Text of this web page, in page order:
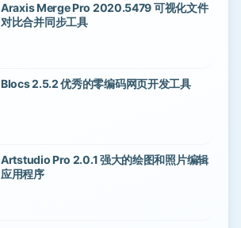
Araxis Merge Pro 2020.5479 可视化文件
对比合并同步工具
Blocs 2.5.2 优秀的零编码网页开发工具
Artstudio Pro 2.0.1 强大的绘图和照片编辑
应用程序